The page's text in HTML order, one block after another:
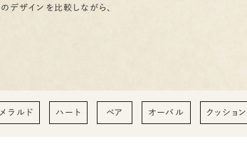
デザインを比較しながら、
ラルド ハート ペア オーバル クッション